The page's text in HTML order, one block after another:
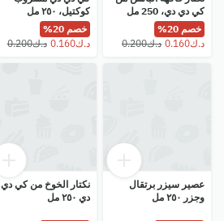
كي دي دي، 250 مل
خصم 20%
كوكتيل، ٢٥٠ مل
خصم 20%
⁦د.ك0.160⁩
⁦د.ك0.200⁩
عصير سيزر برتقال
وجزر ٢٥٠ مل
نكتار الخوخ من كي دي
دي ٢٥٠ مل